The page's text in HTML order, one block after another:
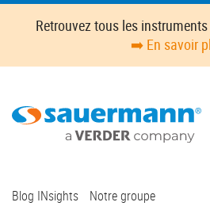
Skip
content
Retrouvez tous les
➡️ En savoir
Top
Blog INsights Notre groupe